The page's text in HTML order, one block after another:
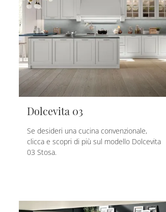
Dolcevita 03
Se desideri una cucina convenzionale,
clicca e scopri di più sul modello Dolcevita
03 Stosa.